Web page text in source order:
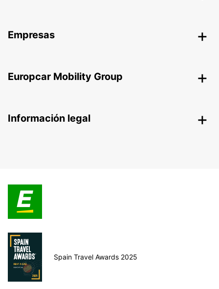
Empresas
Europcar Mobility Group
Información legal
Spain Travel Awards 2025